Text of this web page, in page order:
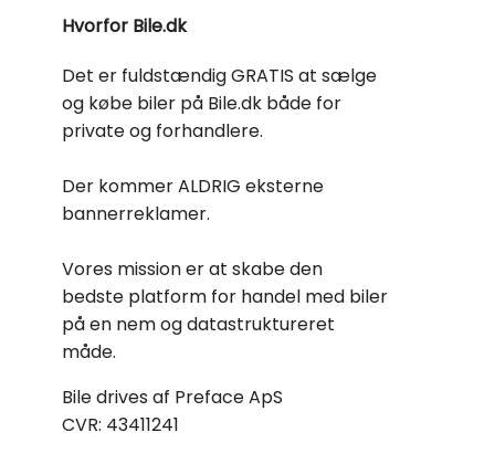
Hvorfor Bile.dk
Det er fuldstændig GRATIS at sælge
og købe biler på Bile.dk både for
private og forhandlere.
Der kommer ALDRIG eksterne
bannerreklamer.
Vores mission er at skabe den
bedste platform for handel med biler
på en nem og datastruktureret
måde.
Bile drives af Preface ApS
CVR: 43411241